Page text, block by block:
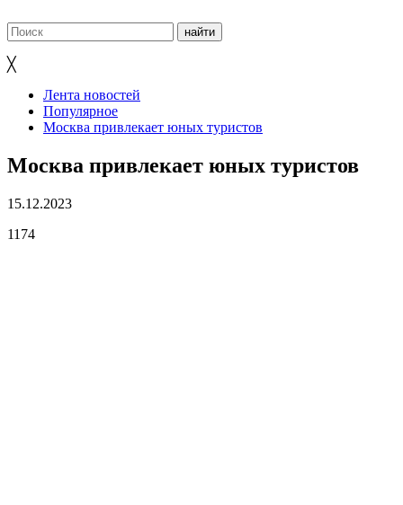
╳
Лента новостей
Популярное
Москва привлекает юных туристов
Москва привлекает юных туристов
15.12.2023
1174